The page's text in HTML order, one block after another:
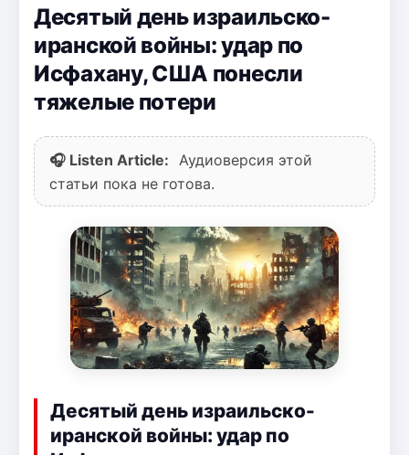
Десятый день израильско-
иранской войны: удар по
Исфахану, США понесли
тяжелые потери
🎧 Listen Article:
Аудиоверсия этой
статьи пока не готова.
Десятый день израильско-
иранской войны: удар по